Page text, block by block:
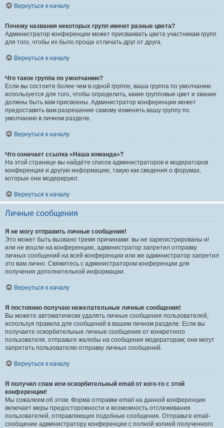
Вернуться к началу
Почему названия некоторых групп имеют разные цвета?
Администратор конференции может присваивать цвета участникам групп
для того, чтобы их было проще отличать друг от друга.
Вернуться к началу
Что такое группа по умолчанию?
Если вы состоите более чем в одной группе, ваша группа по умолчанию
используется для того, чтобы определить, какие групповые цвет и звание
должны быть вам присвоены. Администратор конференции может
предоставить вам разрешение самому изменять вашу группу по
умолчанию в личном разделе.
Вернуться к началу
Что означает ссылка «Наша команда»?
На этой странице вы найдёте список администраторов и модераторов
конференции и другую информацию, такую как сведения о форумах,
которые они модерируют.
Вернуться к началу
Личные сообщения
Я не могу отправить личные сообщения!
Это может быть вызвано тремя причинами: вы не зарегистрированы и/
или не вошли на конференцию, администратор запретил отправку
личных сообщений на всей конференции или же администратор запретил
это вам лично. Свяжитесь с администратором конференции для
получения дополнительной информации.
Вернуться к началу
Я постоянно получаю нежелательные личные сообщения!
Вы можете автоматически удалять личные сообщения пользователей,
используя правила для сообщений в вашем личном разделе. Если вы
получаете оскорбительные личные сообщения от конкретного
пользователя, отправьте жалобы на сообщения модераторам; они могут
запретить пользователю отправку личных сообщений.
Вернуться к началу
Я получил спам или оскорбительный email от кого-то с этой
конференции!
Мы сожалеем об этом. Форма отправки email на данной конференции
включает меры предосторожности и возможность отслеживания
пользователей, отправляющих подобные сообщения. Отправьте email-
сообщение администратору конференции с полной копией полученного